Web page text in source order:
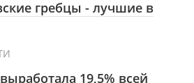
гребцы - лучшие в
19,5% всей